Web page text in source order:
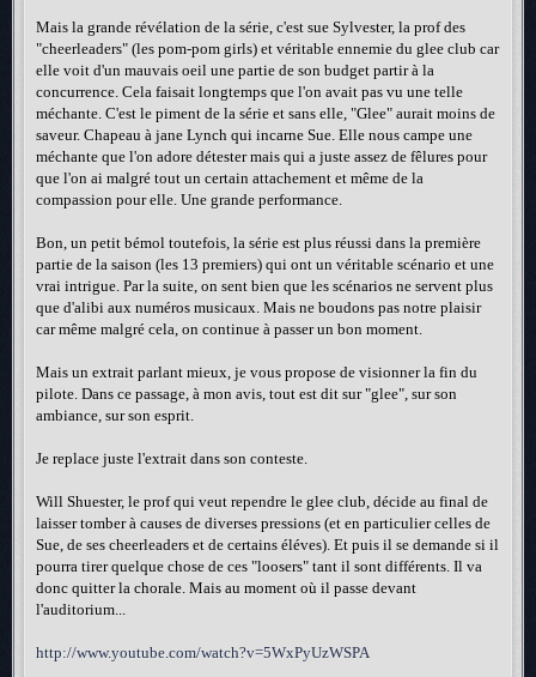
Mais la grande révélation de la série, c'est sue Sylvester, la prof des
"cheerleaders" (les pom-pom girls) et véritable ennemie du glee club car
elle voit d'un mauvais oeil une partie de son budget partir à la
concurrence. Cela faisait longtemps que l'on avait pas vu une telle
méchante. C'est le piment de la série et sans elle, "Glee" aurait moins de
saveur. Chapeau à jane Lynch qui incarne Sue. Elle nous campe une
méchante que l'on adore détester mais qui a juste assez de fêlures pour
que l'on ai malgré tout un certain attachement et même de la
compassion pour elle. Une grande performance.
Bon, un petit bémol toutefois, la série est plus réussi dans la première
partie de la saison (les 13 premiers) qui ont un véritable scénario et une
vrai intrigue. Par la suite, on sent bien que les scénarios ne servent plus
que d'alibi aux numéros musicaux. Mais ne boudons pas notre plaisir
car même malgré cela, on continue à passer un bon moment.
Mais un extrait parlant mieux, je vous propose de visionner la fin du
pilote. Dans ce passage, à mon avis, tout est dit sur "glee", sur son
ambiance, sur son esprit.
Je replace juste l'extrait dans son conteste.
Will Shuester, le prof qui veut rependre le glee club, décide au final de
laisser tomber à causes de diverses pressions (et en particulier celles de
Sue, de ses cheerleaders et de certains éléves). Et puis il se demande si il
pourra tirer quelque chose de ces "loosers" tant il sont différents. Il va
donc quitter la chorale. Mais au moment où il passe devant
l'auditorium...
http://www.youtube.com/watch?v=5WxPyUzWSPA